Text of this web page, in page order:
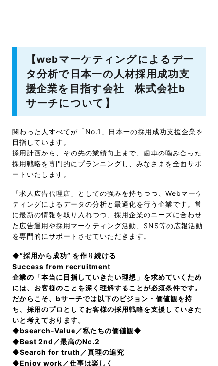
【webマーケティングによるデー
タ分析で日本一の人材採用成功支
援企業を目指す会社 株式会社b
サーチについて】
関わった人すべてが「No.1」日本一の採用成功支援企業を
目指しています。
採用計画から、その先の業績向上まで、歯車の噛み合った
採用戦略を専門的にプランニングし、みなさまを全面サポ
ートいたします。
「求人広告代理店」としての強みを持ちつつ、Webマーケ
ティングによるデータの分析と最適化を行う企業です。常
に最新の情報を取り入れつつ、採用企業のニーズに合わせ
た広告運用や採用マーケティング活動、SNS等の広報活動
を専門的にサポートさせていただきます。
◆”採用から成功” を作り続ける
Success from recruitment
企業の「本当に目指していきたい理想」を求めていくため
には、お客様のことを深く理解することが必須条件です。
だからこそ、bサーチでは以下のビジョン・価値観を持
ち、採用のプロとしてお客様の採用戦略を支援していきた
いと考えております。
◆bsearch-Value／私たちの価値観◆
◆Best 2nd／最高のNo.2
◆Search for truth／真理の追究
◆Enjoy work／仕事は楽しく